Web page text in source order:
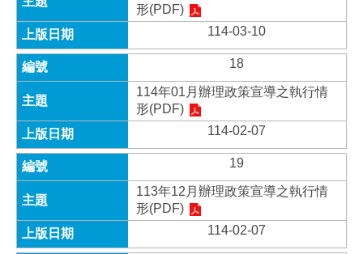
形(PDF)
114-03-10
18
114年01月辦理政策宣導之執行情
形(PDF)
114-02-07
19
113年12月辦理政策宣導之執行情
形(PDF)
114-02-07